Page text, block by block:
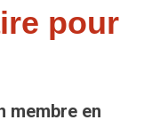
pour
membre en